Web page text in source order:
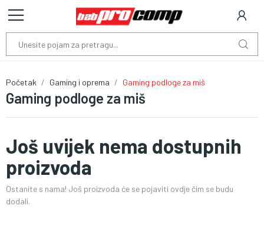
Gaming podloge za miš
Početak Gaming i oprema Gaming podloge za miš
Još uvijek nema dostupnih
proizvoda
Ostanite s nama! Još proizvoda će se pojaviti ovdje čim se budu
dodali.